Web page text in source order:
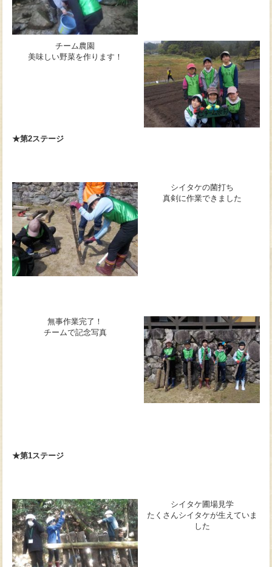
チーム農園
美味しい野菜を作ります！
★第2ステージ
シイタケの菌打ち
真剣に作業できました
無事作業完了！
チームで記念写真
★第1ステージ
シイタケ圃場見学
たくさんシイタケが生えていま
した